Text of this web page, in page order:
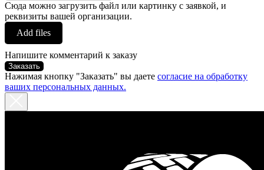
Сюда можно загрузить файл или картинку с заявкой, и
реквизиты вашей организации.
Add files
Напишите комментарий к заказу
Заказать
Нажимая кнопку "Заказать" вы даете согласие на обработку
ваших персональных данных.